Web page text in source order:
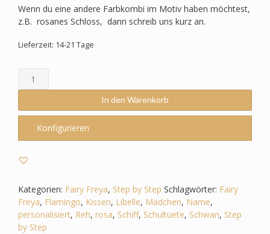
Wenn du eine andere Farbkombi im Motiv haben möchtest,
z.B. rosanes Schloss, dann schreib uns kurz an.
Lieferzeit: 14-21 Tage
Schultüte
passend
Step
Step
Fairy
-
Schwan_Libelle_Flamingo_Reh
Menge
In den Warenkorb
Konfigurieren
Kategorien: Fairy Freya, Step by Step Schlagwörter: Fairy
Freya, Flamingo, Kissen, Libelle, Mädchen, Name,
personalisiert, Reh, rosa, Schiff, Schultuete, Schwan, Step
by Step